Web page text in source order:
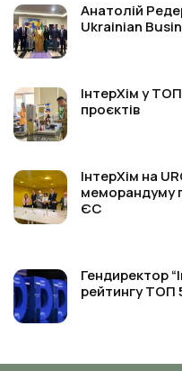
Анатолій
Ukrainian
ІнтерХім у
проєктів
ІнтерХім на
меморандуму
ЄС
Гендиректор
рейтингу ТОП